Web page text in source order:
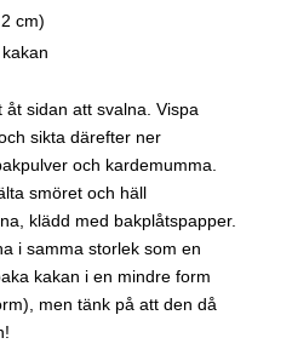
cm)
sidan att svalna. Vispa
sikta därefter ner
och kardemumma.
smöret och häll
klädd med bakplåtspapper.
i samma storlek som en
kakan i en mindre form
men tänk på att den då